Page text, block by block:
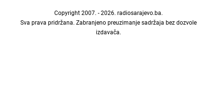
Copyright 2007. - 2026. radiosarajevo.ba.
Sva prava pridržana. Zabranjeno preuzimanje sadržaja bez dozvole
izdavača.